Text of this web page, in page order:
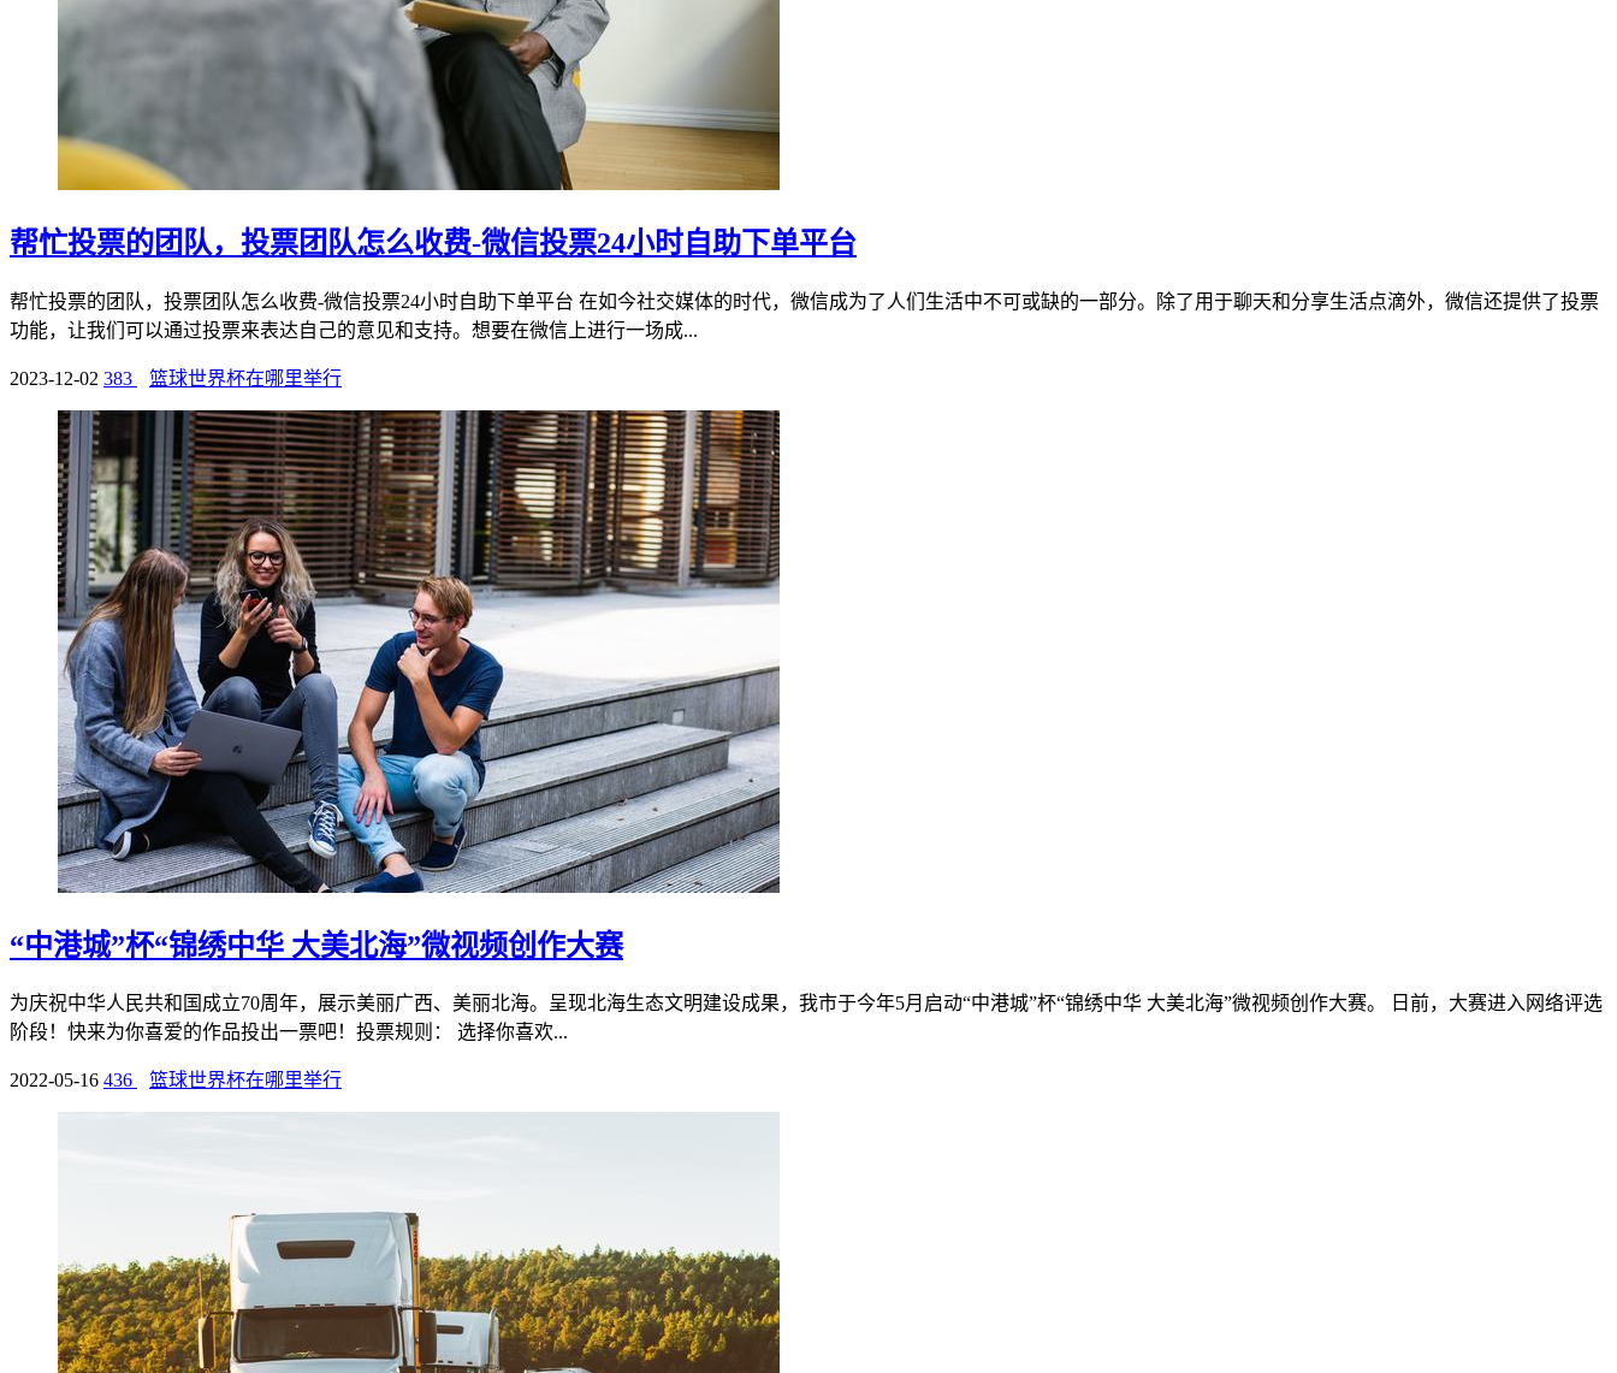
帮忙投票的团队，投票团队怎么收费-微信投票24小时自助下单平台
帮忙投票的团队，投票团队怎么收费-微信投票24小时自助下单平台 在如今社交媒体的时代，微信成为了人们生活中不可或缺的一部分。除了用于聊天和分享生活点滴外，微信还提供了投票
功能，让我们可以通过投票来表达自己的意见和支持。想要在微信上进行一场成...
2023-12-02 383 篮球世界杯在哪里举行
“中港城”杯“锦绣中华 大美北海”微视频创作大赛
为庆祝中华人民共和国成立70周年，展示美丽广西、美丽北海。呈现北海生态文明建设成果，我市于今年5月启动“中港城”杯“锦绣中华 大美北海”微视频创作大赛。 日前，大赛进入网络评选
阶段！快来为你喜爱的作品投出一票吧！投票规则： 选择你喜欢...
2022-05-16 436 篮球世界杯在哪里举行